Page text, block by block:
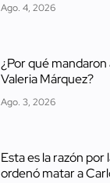
Ago. 4, 2026
¿Por qué mandaron
Valeria Márquez?
Ago. 3, 2026
Esta es la razón por
ordenó matar a